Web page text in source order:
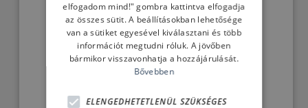
elfogadom mind!" gombra kattintva elfogadja
az összes sütit. A beállításokban lehetősége
van a sütiket egyesével kiválasztani és több
információt megtudni róluk. A jövőben
bármikor visszavonhatja a hozzájárulását.
Bővebben
ELENGEDHETETLENÜL SZÜKSÉGES